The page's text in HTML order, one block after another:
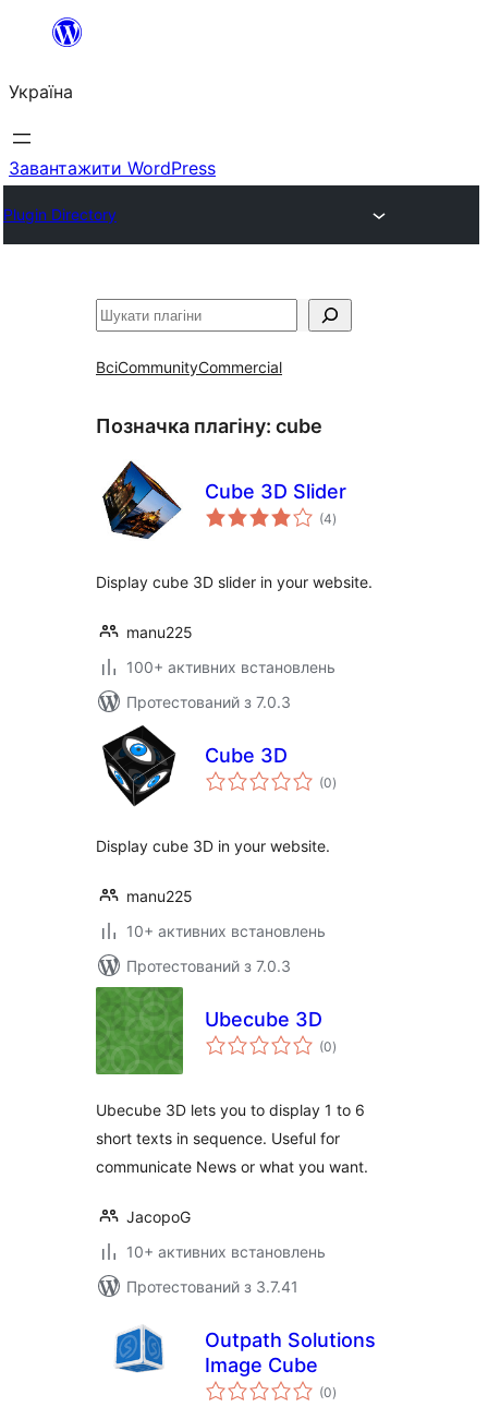
Перейти
вмісту
Україна
Завантажити WordPress
Plugin Directory
Пошук
ВсіCommunityCommercial
Позначка плагіну: cube
Cube 3D Slider
(4загальний
рейтинг
)
Display cube 3D slider in your website.
manu225
100+ активних встановлень
Протестований з 7.0.3
Cube 3D
(0загальний
рейтинг
)
Display cube 3D in your website.
manu225
10+ активних встановлень
Протестований з 7.0.3
Ubecube 3D
(0загальний
рейтинг
)
Ubecube 3D lets you to display 1 to 6
short texts in sequence. Useful for
communicate News or what you want.
JacopoG
10+ активних встановлень
Протестований з 3.7.41
Outpath Solutions
Image Cube
(0загальний
рейтинг
)